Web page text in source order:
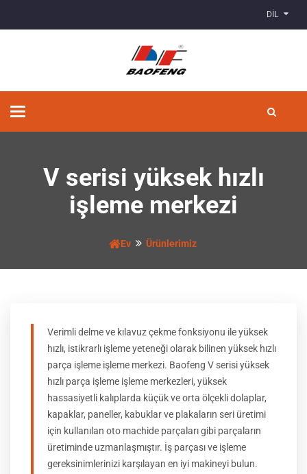
DİL
Geçiş
V serisi yüksek hızlı
işleme merkezi
Ev Ürünlerimiz
Verimli delme ve kılavuz çekme fonksiyonu ile yüksek
hızlı, istikrarlı işleme yeteneği olarak bilinen yüksek hızlı
parça işleme işleme merkezi. Baofeng V serisi yüksek
hızlı parça işleme işleme merkezleri, yüksek
hassasiyetli kalıplarda küçük ve orta ölçekli dolaplar,
kapaklar, paneller, kabuklar ve plakaların seri üretimi
için kullanılan oto machide parçaları gibi parçaların
üretiminde uzmanlaşmıştır. İş parçası ve işleme
gereksinimlerinizi karşılayan en iyi makineyi bulun.